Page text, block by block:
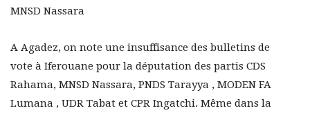
MNSD Nassara
A Agadez, on note une insuffisance des bulletins de
vote à Iferouane pour la députation des partis CDS
Rahama, MNSD Nassara, PNDS Tarayya , MODEN FA
Lumana , UDR Tabat et CPR Ingatchi. Même dans la